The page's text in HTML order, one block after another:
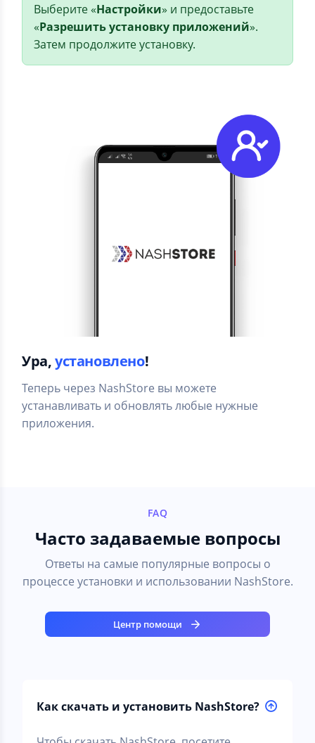
Выберите «Настройки» и предоставьте
«Разрешить установку приложений».
Затем продолжите установку.
Ура,установлено!
Теперь через NashStore вы можете
устанавливать и обновлять любые нужные
приложения.
FAQ
Часто задаваемые вопросы
Ответы на самые популярные вопросы о
процессе установки и использовании NashStore.
Центр помощи
Как скачать и установить NashStore?